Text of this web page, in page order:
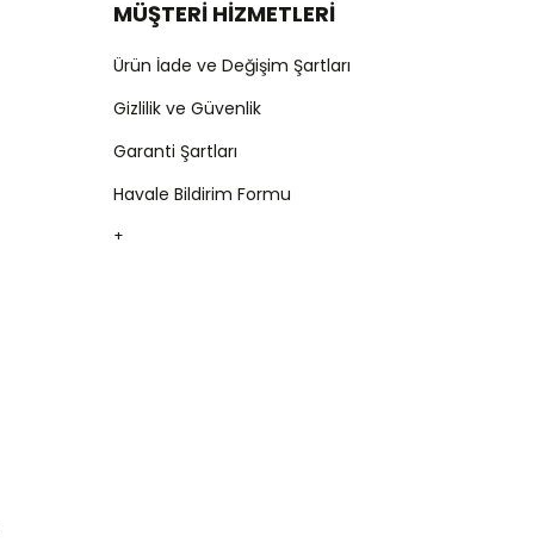
MÜŞTERİ HİZMETLERİ
Ürün İade ve Değişim Şartları
Gizlilik ve Güvenlik
Garanti Şartları
Havale Bildirim Formu
+